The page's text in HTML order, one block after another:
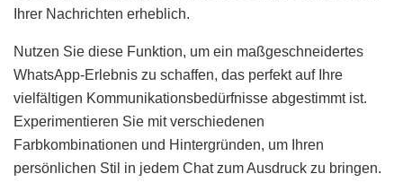
Ihrer Nachrichten erheblich.
Nutzen Sie diese Funktion, um ein maßgeschneidertes
WhatsApp-Erlebnis zu schaffen, das perfekt auf Ihre
vielfältigen Kommunikationsbedürfnisse abgestimmt ist.
Experimentieren Sie mit verschiedenen
Farbkombinationen und Hintergründen, um Ihren
persönlichen Stil in jedem Chat zum Ausdruck zu bringen.